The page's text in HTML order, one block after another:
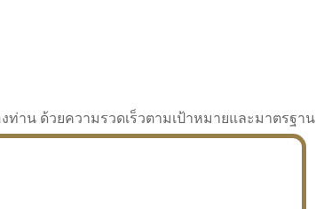
าน ด้วยความรวดเร็วตามเป้าหมายและมาตรฐาน